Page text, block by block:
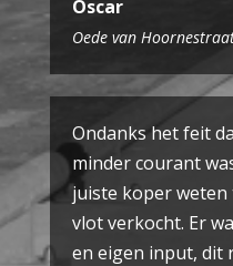
Oscar
Oede van
Ondanks het feit
minder courant
juiste koper weten
vlot verkocht. Er
en eigen input, dit